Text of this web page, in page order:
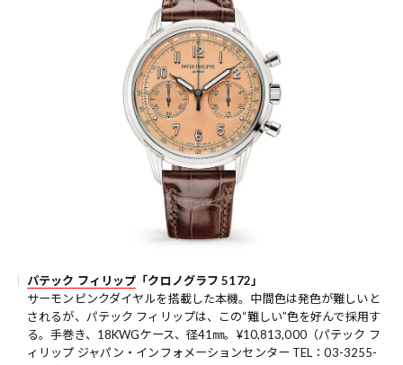
パテック フィリップ 「クロノグラフ 5172」
サーモンピンクダイヤルを搭載した本機。中間色は発色が難しいと
されるが、パテック フィリップは、この“難しい”色を好んで採用す
る。手巻き、18KWGケース、径41㎜。¥10,813,000（パテック フ
ィリップ ジャパン・インフォメーションセンター TEL：03-3255-